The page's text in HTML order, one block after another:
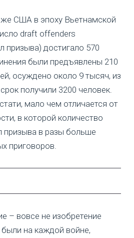
же США в эпоху Вьетнамской
draft offenders
призыва) достигало 570
были предъявлены 210
осуждено около 9 тысяч, из
получили 3200 человек.
мало чем отличается от
в которой количество
призыва в разы больше
приговоров.
– вовсе не изобретение
на каждой войне,